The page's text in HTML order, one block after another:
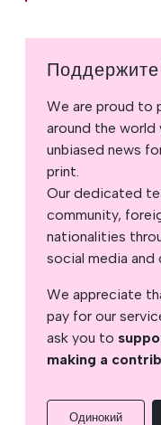
Поддержите
We are proud to
around the world
unbiased news
print.
Our dedicated
community,
nationalities
social media and
We appreciate
pay for our
ask you to
making a
Одинокий